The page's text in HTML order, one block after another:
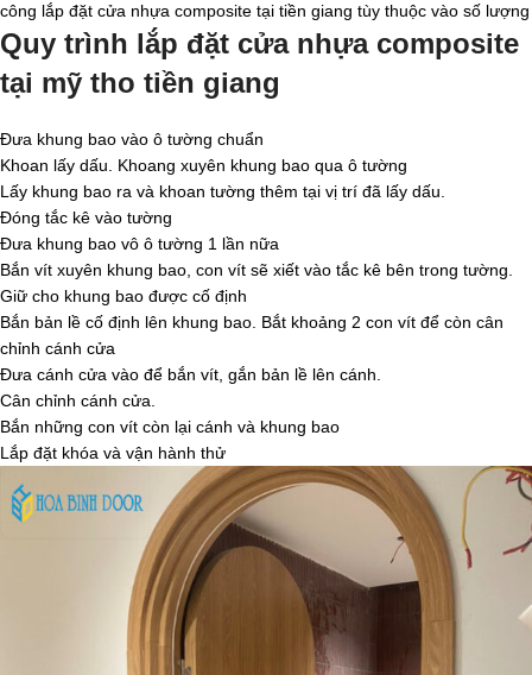
công lắp đặt cửa nhựa composite tại tiền giang tùy thuộc vào số lượng
Quy trình lắp đặt cửa nhựa composite
tại mỹ tho tiền giang
Đưa khung bao vào ô tường chuẩn
Khoan lấy dấu. Khoang xuyên khung bao qua ô tường
Lấy khung bao ra và khoan tường thêm tại vị trí đã lấy dấu.
Đóng tắc kê vào tường
Đưa khung bao vô ô tường 1 lần nữa
Bắn vít xuyên khung bao, con vít sẽ xiết vào tắc kê bên trong tường.
Giữ cho khung bao được cố định
Bắn bản lề cố định lên khung bao. Bắt khoảng 2 con vít để còn cân
chỉnh cánh cửa
Đưa cánh cửa vào để bắn vít, gắn bản lề lên cánh.
Cân chỉnh cánh cửa.
Bắn những con vít còn lại cánh và khung bao
Lắp đặt khóa và vận hành thử